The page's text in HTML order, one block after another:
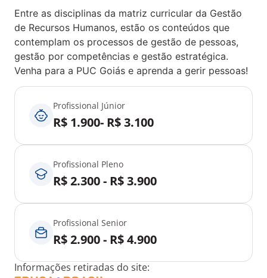
Entre as disciplinas da matriz curricular da Gestão
de Recursos Humanos, estão os conteúdos que
contemplam os processos de gestão de pessoas,
gestão por competências e gestão estratégica.
Venha para a PUC Goiás e aprenda a gerir pessoas!
Profissional Júnior
R$ 1.900- R$ 3.100
Profissional Pleno
R$ 2.300 - R$ 3.900
Profissional Senior
R$ 2.900 - R$ 4.900
Informações retiradas do site: